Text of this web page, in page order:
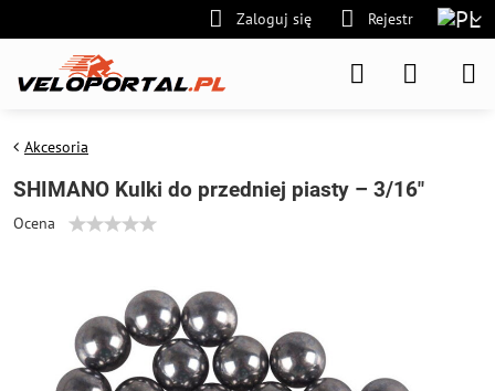
Zaloguj się Rejestr
Akcesoria
SHIMANO Kulki do przedniej piasty – 3/16"
Ocena